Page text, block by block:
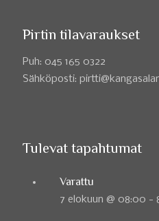
Pirtin tilavaraukset
Puh: 045 165 0322
Sähköposti:
Tulevat tapahtumat
Varattu
7 elokuun @ 08:00 -